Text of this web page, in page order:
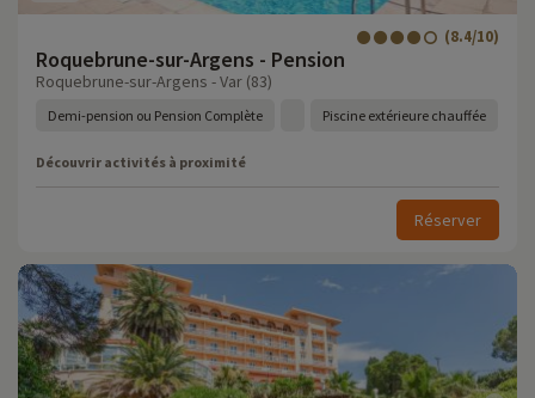
Roquebrune-sur-Argens - Pension
(8.4/10)
Roquebrune-sur-Argens - Var (83)
Demi-pension ou Pension Complète Piscine extérieure chauffée
Découvrir activités à proximité
Réserver